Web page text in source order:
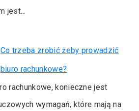
jest…
Co trzeba zrobić żeby prowadzić
biuro rachunkowe?
rachunkowe, konieczne jest
wymagań, które mają na